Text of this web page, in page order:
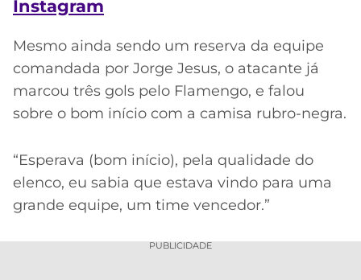
Instagram
Mesmo ainda sendo um reserva da equipe
comandada por Jorge Jesus, o atacante já
marcou três gols pelo Flamengo, e falou
sobre o bom início com a camisa rubro-negra.
“Esperava (bom início), pela qualidade do
elenco, eu sabia que estava vindo para uma
grande equipe, um time vencedor.”
PUBLICIDADE